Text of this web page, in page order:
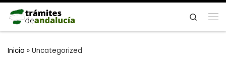
Saltar al contenido
Search
Inicio » Uncategorized